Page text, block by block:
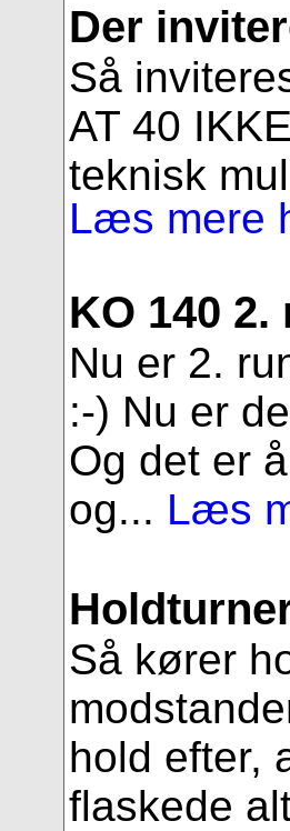
Der
Så
AT 40
teknisk
Læs mere
KO 140 2.
Nu er 2.
:-) Nu er
Og det er
og... Læs
Så kører
hold efter,
flaskede